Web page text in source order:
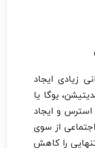
زیادی ایجاد
یوگا یا
و ایجاد
از سوی
را کاهش